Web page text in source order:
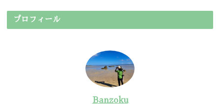
プロフィール
Banzoku